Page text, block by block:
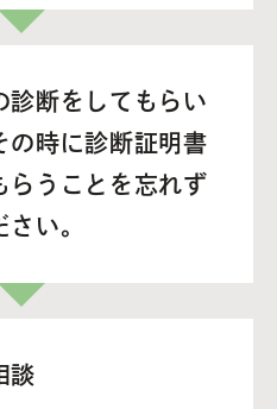
診断をしてもらい
の時に診断証明書
らうことを忘れず
い。
談